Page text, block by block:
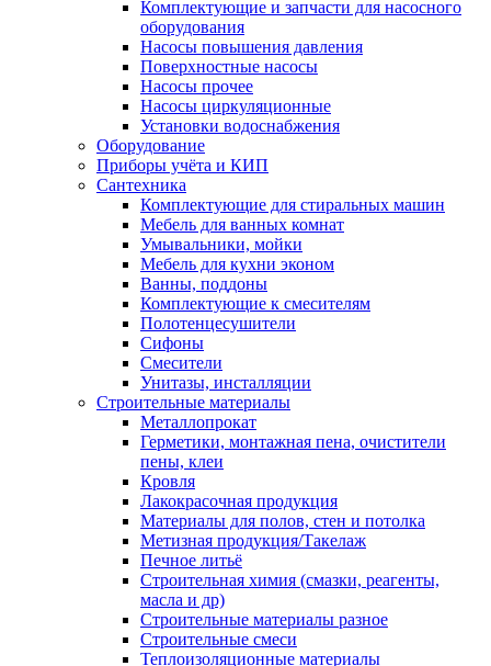
Комплектующие и запчасти для насосного
оборудования
Насосы повышения давления
Поверхностные насосы
Насосы прочее
Насосы циркуляционные
Установки водоснабжения
Оборудование
Приборы учёта и КИП
Сантехника
Комплектующие для стиральных машин
Мебель для ванных комнат
Умывальники, мойки
Мебель для кухни эконом
Ванны, поддоны
Комплектующие к смесителям
Полотенцесушители
Сифоны
Смесители
Унитазы, инсталляции
Строительные материалы
Металлопрокат
Герметики, монтажная пена, очистители
пены, клеи
Кровля
Лакокрасочная продукция
Материалы для полов, стен и потолка
Метизная продукция/Такелаж
Печное литьё
Строительная химия (смазки, реагенты,
масла и др)
Строительные материалы разное
Строительные смеси
Теплоизоляционные материалы